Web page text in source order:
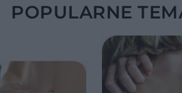
POPULARNE